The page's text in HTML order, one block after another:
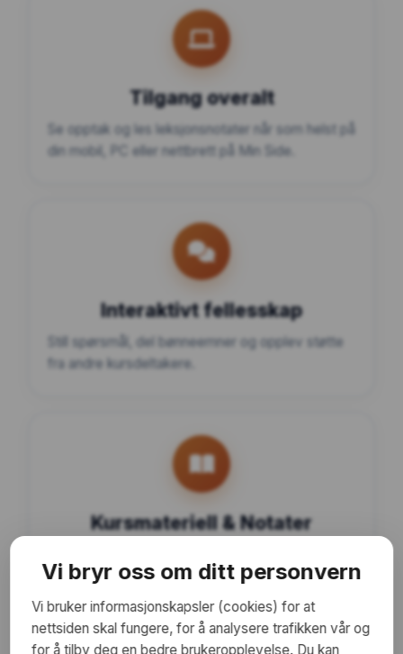
Tilgang overalt
Se opptak og les leksjonsnotater når som helst på
din mobil, PC eller nettbrett på Min Side.
Interaktivt fellesskap
Still spørsmål, del bønneemner og opplev støtte
fra andre kursdeltakere.
Kursmateriell & Notater
integrert Bibelsopper på Min Side.
Vi bryr oss om ditt personvern
Vi bruker informasjonskapsler (cookies) for at
nettsiden skal fungere, for å analysere trafikken vår og
for å tilby deg en bedre brukeropplevelse. Du kan